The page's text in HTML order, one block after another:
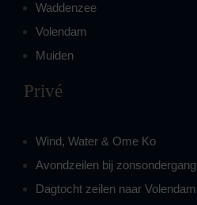
Waddenzee
Volendam
Muiden
Privé
Wind, Water & Ome Ko
Avondzeilen bij zonsondergang
Dagtocht zeilen naar Volendam